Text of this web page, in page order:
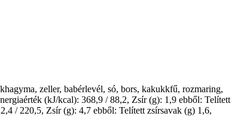
zeller, babérlevél, só, bors, kakukkfű, rozmaring,
(kJ/kcal): 368,9 / 88,2, Zsír (g): 1,9 ebből: Telített
/ 220,5, Zsír (g): 4,7 ebből: Telített zsírsavak (g) 1,6,